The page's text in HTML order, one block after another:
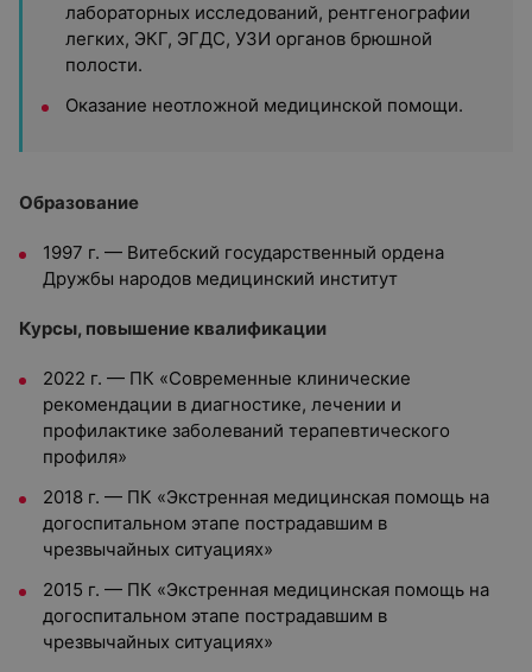
лабораторных исследований, рентгенографии
легких, ЭКГ, ЭГДС, УЗИ органов брюшной
полости.
Оказание неотложной медицинской помощи.
Образование
1997 г. — Витебский государственный ордена
Дружбы народов медицинский институт
Курсы, повышение квалификации
2022 г. — ПК «Современные клинические
рекомендации в диагностике, лечении и
профилактике заболеваний терапевтического
профиля»
2018 г. — ПК «Экстренная медицинская помощь на
догоспитальном этапе пострадавшим в
чрезвычайных ситуациях»
2015 г. — ПК «Экстренная медицинская помощь на
догоспитальном этапе пострадавшим в
чрезвычайных ситуациях»